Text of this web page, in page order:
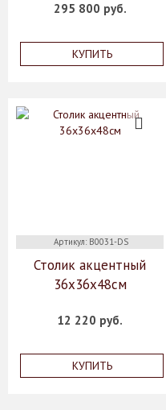
295 800 руб.
КУПИТЬ
Артикул: B0031-DS
Столик акцентный
36х36х48см
12 220 руб.
КУПИТЬ